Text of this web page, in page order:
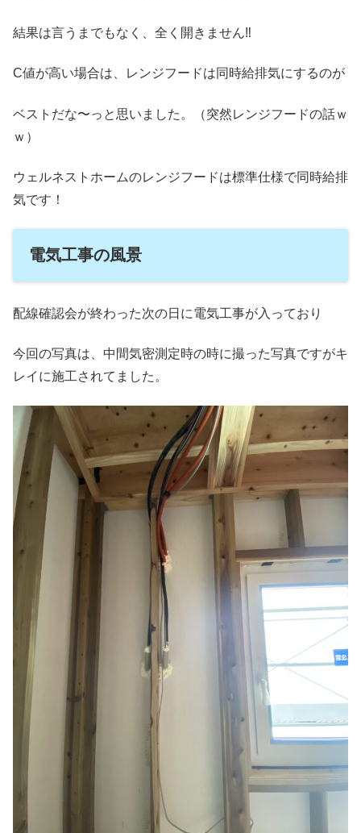
結果は言うまでもなく、全く開きません‼
C値が高い場合は、レンジフードは同時給排気にするのが
ベストだな〜っと思いました。（突然レンジフードの話ｗ
ｗ）
ウェルネストホームのレンジフードは標準仕様で同時給排
気です！
電気工事の風景
配線確認会が終わった次の日に電気工事が入っており
今回の写真は、中間気密測定時の時に撮った写真ですがキ
レイに施工されてました。